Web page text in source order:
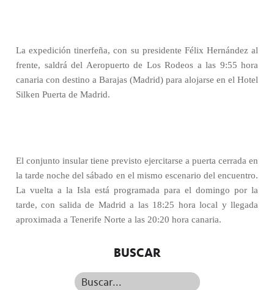
La expedición tinerfeña, con su presidente Félix Hernández al
frente, saldrá del Aeropuerto de Los Rodeos a las 9:55 hora
canaria con destino a Barajas (Madrid) para alojarse en el Hotel
Silken Puerta de Madrid.
El conjunto insular tiene previsto ejercitarse a puerta cerrada en
la tarde noche del sábado en el mismo escenario del encuentro.
La vuelta a la Isla está programada para el domingo por la
tarde, con salida de Madrid a las 18:25 hora local y llegada
aproximada a Tenerife Norte a las 20:20 hora canaria.
BUSCAR
Buscar...